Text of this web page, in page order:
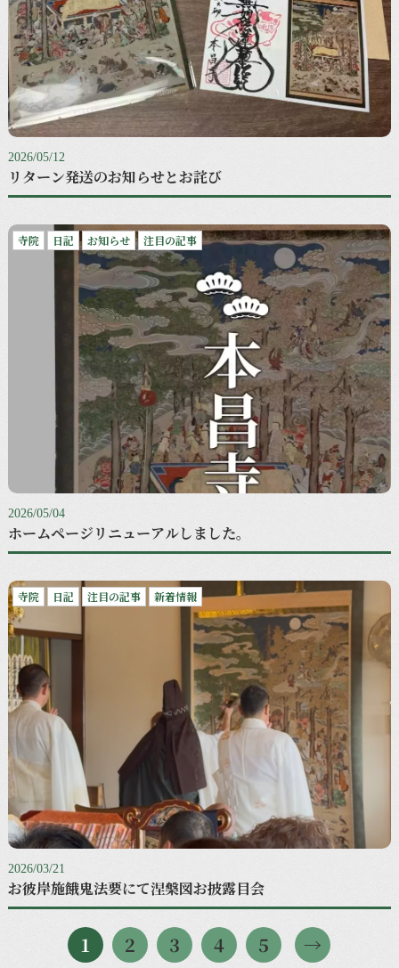
2026/05/12
リターン発送のお知らせとお詫び
寺院 日記 お知らせ 注目の記事
2026/05/04
ホームページリニューアルしました。
寺院 日記 注目の記事 新着情報
2026/03/21
お彼岸施餓鬼法要にて涅槃図お披露目会
1 2 3 4 5